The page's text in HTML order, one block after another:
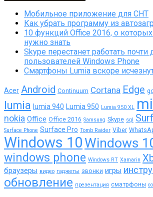
Мобильное приложение для СНТ
Как убрать программу из
10 функций Office 2016, о
нужно знать
Skype перестанет работать почти
пользователей Windows Phone
Смартфоны Lumia вскоре
Acer Android Continuum Cortana Edge
lumia lumia 940 Lumia 950 Lumia 950 XL
nokia Office Office 2016 Samsung Skype sql
Surface Phone Surface Pro Tomb Raider Viber
Windows 10Windows
windows phone Windows RT Xamarin
браузеры видео гаджеты звонки игры
обновление презентация сматрфоны